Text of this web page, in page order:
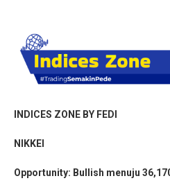
INDICES ZONE BY FEDI
NIKKEI
Opportunity: Bullish menuju